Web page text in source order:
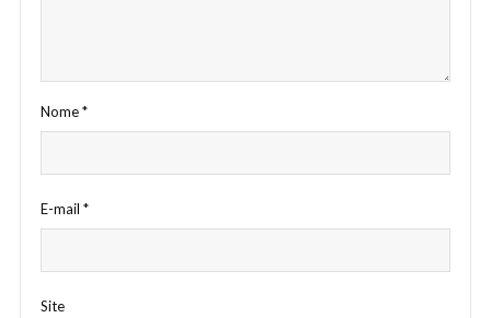
Nome*
E-mail *
Site